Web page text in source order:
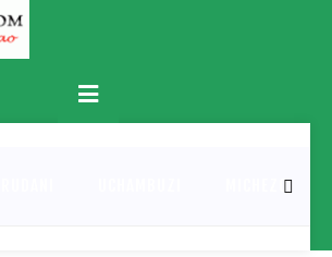
Primary
Menu
MICHEZO